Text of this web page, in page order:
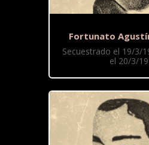
Fortunato
Secuestrado el 19/3/
el 20/3/